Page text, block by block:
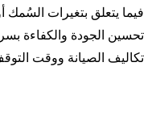
فيما يتعلق بتغيرات السُمك
تحسين الجودة والكفاءة
تكاليف الصيانة ووقت